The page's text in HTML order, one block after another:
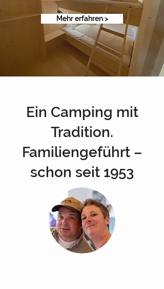
Mehr erfahren >
Ein Camping mit
Tradition.
Familiengeführt –
schon seit 1953